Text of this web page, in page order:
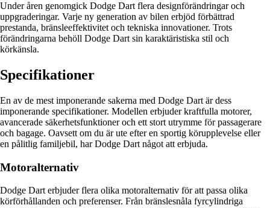
Under åren genomgick Dodge Dart flera designförändringar och
uppgraderingar. Varje ny generation av bilen erbjöd förbättrad
prestanda, bränsleeffektivitet och tekniska innovationer. Trots
förändringarna behöll Dodge Dart sin karaktäristiska stil och
körkänsla.
Specifikationer
En av de mest imponerande sakerna med Dodge Dart är dess
imponerande specifikationer. Modellen erbjuder kraftfulla motorer,
avancerade säkerhetsfunktioner och ett stort utrymme för passagerare
och bagage. Oavsett om du är ute efter en sportig körupplevelse eller
en pålitlig familjebil, har Dodge Dart något att erbjuda.
Motoralternativ
Dodge Dart erbjuder flera olika motoralternativ för att passa olika
körförhållanden och preferenser. Från bränslesnåla fyrcylindriga